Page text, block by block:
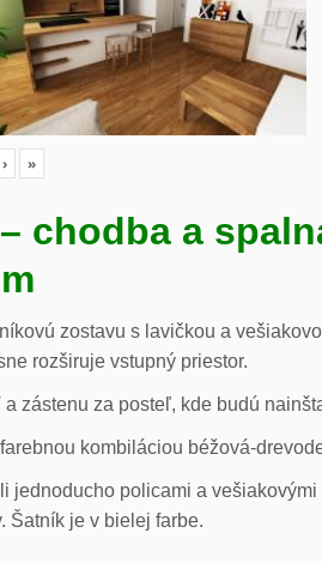
› »
– chodba a
zostavu s lavičkou a
rozširuje vstupný priestor.
zástenu za posteľ, kde budú
kombiláciou béžová-
jednoducho policami a vešiakovými
Šatník je v bielej farbe.